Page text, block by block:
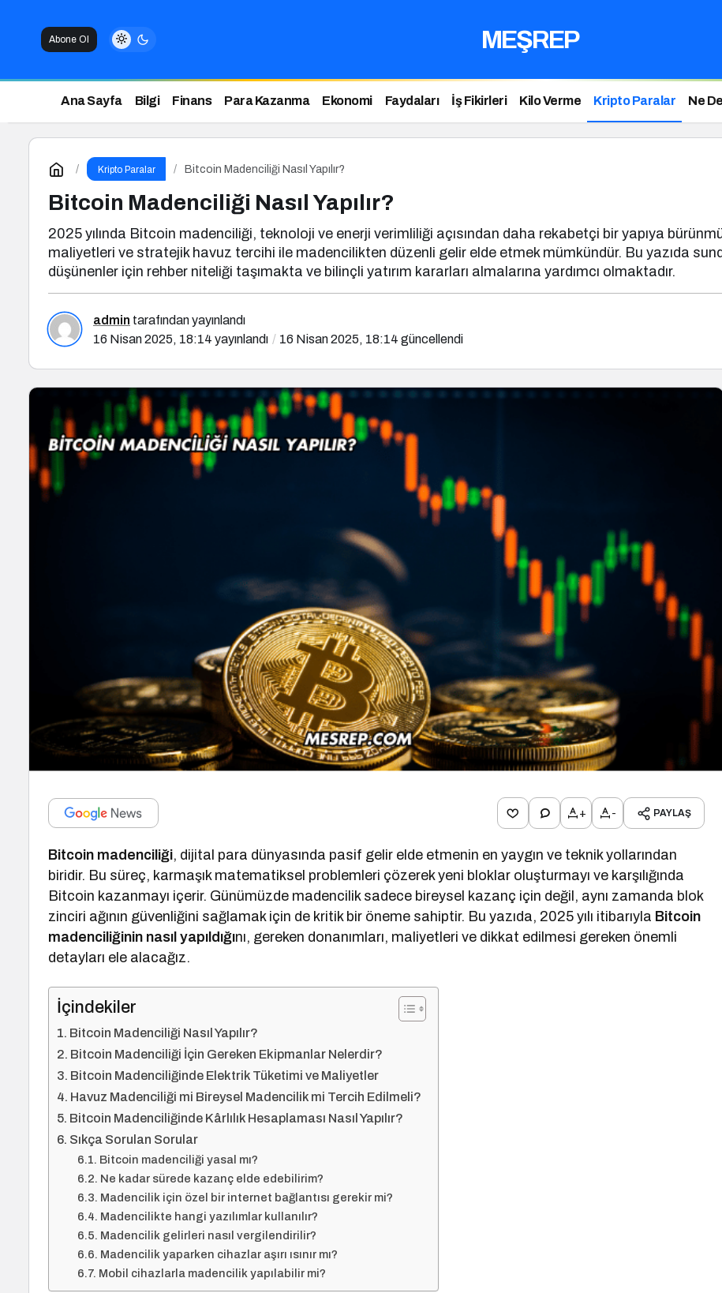
Abone Ol MEŞREP
Ana Sayfa Bilgi Finans Para Kazanma Ekonomi Faydaları İş Fikirleri Kilo Verme Kripto Paralar Ne
Kripto Paralar Bitcoin Madenciliği Nasıl Yapılır?
Bitcoin Madenciliği Nasıl Yapılır?
2025 yılında Bitcoin madenciliği, teknoloji ve enerji verimliliği açısından daha rekabetçi bir yapıya
maliyetleri ve stratejik havuz tercihi ile madencilikten düzenli gelir elde etmek mümkündür. Bu yazıda
düşünenler için rehber niteliği taşımakta ve bilinçli yatırım kararları almalarına yardımcı olmaktadır.
admin tarafından yayınlandı
16 Nisan 2025, 18:14 yayınlandı 16 Nisan 2025, 18:14 güncellendi
+ - PAYLAŞ
Bitcoin madenciliği, dijital para dünyasında pasif gelir elde etmenin en yaygın ve teknik yollarından
biridir. Bu süreç, karmaşık matematiksel problemleri çözerek yeni bloklar oluşturmayı ve karşılığında
Bitcoin kazanmayı içerir. Günümüzde madencilik sadece bireysel kazanç için değil, aynı zamanda blok
zinciri ağının güvenliğini sağlamak için de kritik bir öneme sahiptir. Bu yazıda, 2025 yılı itibarıyla Bitcoin
madenciliğinin nasıl yapıldığını, gereken donanımları, maliyetleri ve dikkat edilmesi gereken önemli
detayları ele alacağız.
İçindekiler
Bitcoin Madenciliği Nasıl Yapılır?
Bitcoin Madenciliği İçin Gereken Ekipmanlar Nelerdir?
Bitcoin Madenciliğinde Elektrik Tüketimi ve Maliyetler
Havuz Madenciliği mi Bireysel Madencilik mi Tercih Edilmeli?
Bitcoin Madenciliğinde Kârlılık Hesaplaması Nasıl Yapılır?
Sıkça Sorulan Sorular
Bitcoin madenciliği yasal mı?
Ne kadar sürede kazanç elde edebilirim?
Madencilik için özel bir internet bağlantısı gerekir mi?
Madencilikte hangi yazılımlar kullanılır?
Madencilik gelirleri nasıl vergilendirilir?
Madencilik yaparken cihazlar aşırı ısınır mı?
Mobil cihazlarla madencilik yapılabilir mi?